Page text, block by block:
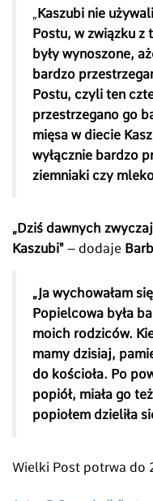
„Kaszubi nie
Postu, w związku z
były wynoszone,
bardzo
Postu, czyli ten
przestrzegano go
mięsa w diecie
wyłącznie bardzo
ziemniaki czy
„Dziś dawnych
Kaszubi" – dodaje
„Ja wychowałam
Popielcowa była
moich rodziców.
mamy dzisiaj,
do kościoła. Po
popiół, miała go
popiołem dzieliła
Wielki Post potrwa do